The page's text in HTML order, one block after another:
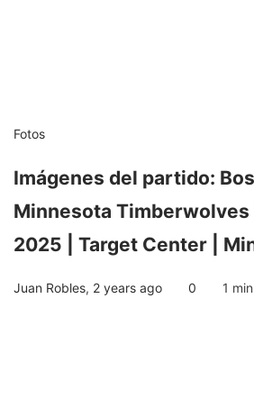
Fotos
Imágenes del partido:
Minnesota Timberwolves
2025 | Target Center |
Juan Robles, 2 years ago 0 1 min